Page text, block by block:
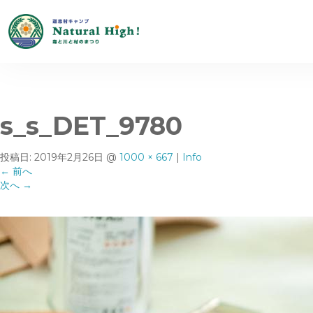
s_s_DET_9780
投稿日: 2019年2月26日 @ 1000 × 667 | Info
← 前へ
次へ →